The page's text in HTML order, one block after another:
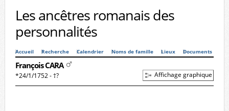
Les ancêtres romanais des
personnalités
Accueil Recherche Calendrier Noms de famille Lieux Documents
François CARA
*24/1/1752 - †? Affichage graphique